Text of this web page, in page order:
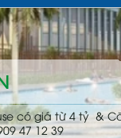
có giá từ 4 tỷ &
47 12 39